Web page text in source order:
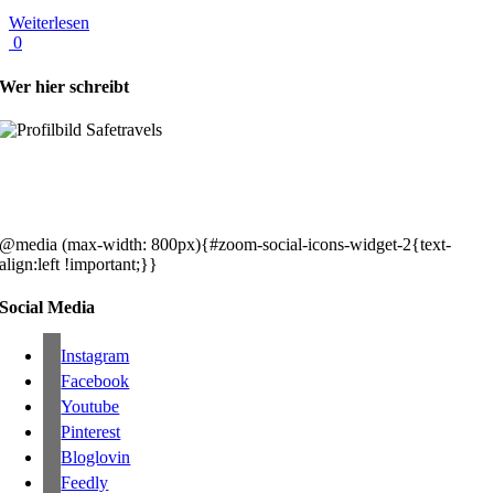
Weiterlesen
0
Wer hier schreibt
@media (max-width: 800px){#zoom-social-icons-widget-2{text-
align:left !important;}}
Social Media
Instagram
Facebook
Youtube
Pinterest
Bloglovin
Feedly